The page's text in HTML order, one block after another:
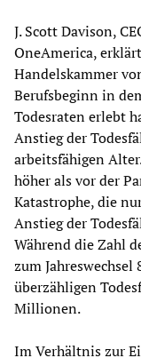
J. Scott Davison,
OneAmerica,
Handelskammer
Berufsbeginn in
Todesraten erlebt
Anstieg der
arbeitsfähigen
höher als vor der
Katastrophe, die
Anstieg der
Während die Zahl
zum
überzähligen
Millionen.
Im Verhältnis zur